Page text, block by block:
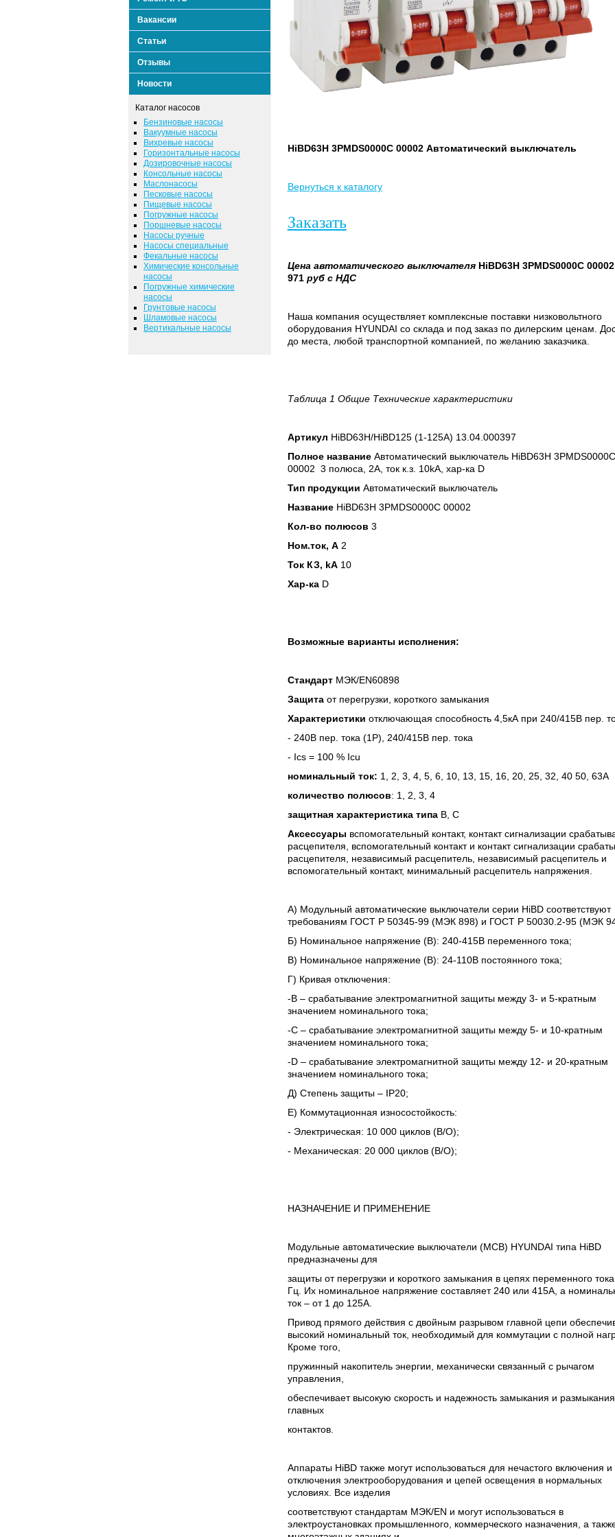
Вакансии
Статьи
Отзывы
Новости
Каталог насосов
Бензиновые насосы
Вакуумные насосы
Вихревые насосы
Горизонтальные насосы
Дозировочные насосы
Консольные насосы
Маслонасосы
Песковые насосы
Пищевые насосы
Погружные насосы
Поршневые насосы
Насосы ручные
Насосы специальные
Фекальные насосы
Химические консольные
насосы
Погружные химические
насосы
Грунтовые насосы
Шламовые насосы
Вертикальные насосы
HiBD63H 3PMDS0000C 00002 Автоматический выключатель
Вернуться к каталогу
Заказать
Цена автоматического выключателя HiBD63H 3PMDS0000C
971 руб с НДС
Наша компания осуществляет комплексные поставки низковольтного
оборудования HYUNDAI со склада и под заказ по дилерским ценам.
до места, любой транспортной компанией, по желанию заказчика.
Таблица 1 Общие Технические характеристики
Артикул HiBD63H/HiBD125 (1-125A) 13.04.000397
Полное название Автоматический выключатель HiBD63H 3PMDS0000C
00002 3 полюса, 2А, ток к.з. 10kA, хар-ка D
Тип продукции Автоматический выключатель
Название HiBD63H 3PMDS0000C 00002
Кол-во полюсов 3
Ном.ток, А 2
Ток КЗ, kA 10
Хар-ка D
Возможные варианты исполнения:
Стандарт МЭК/EN60898
Защита от перегрузки, короткого замыкания
Характеристики отключающая способность 4,5кА при 240/415В пер.
- 240В пер. тока (1P), 240/415В пер. тока
- Ics = 100 % Icu
номинальный ток: 1, 2, 3, 4, 5, 6, 10, 13, 15, 16, 20, 25, 32, 40 50, 63A
количество полюсов: 1, 2, 3, 4
защитная характеристика типа B, C
Аксессуары вспомогательный контакт, контакт сигнализации
расцепителя, вспомогательный контакт и контакт сигнализации
расцепителя, независимый расцепитель, независимый расцепитель и
вспомогательный контакт, минимальный расцепитель напряжения.
А) Модульный автоматические выключатели серии HiBD соответствуют
требованиям ГОСТ Р 50345-99 (МЭК 898) и ГОСТ Р 50030.2-95 (МЭК
Б) Номинальное напряжение (В): 240-415В переменного тока;
В) Номинальное напряжение (В): 24-110В постоянного тока;
Г) Кривая отключения:
-В – срабатывание электромагнитной защиты между 3- и 5-кратным
значением номинального тока;
-С – срабатывание электромагнитной защиты между 5- и 10-кратным
значением номинального тока;
-D – срабатывание электромагнитной защиты между 12- и 20-кратным
значением номинального тока;
Д) Степень защиты – IP20;
Е) Коммутационная износостойкость:
- Электрическая: 10 000 циклов (В/О);
- Механическая: 20 000 циклов (В/О);
НАЗНАЧЕНИЕ И ПРИМЕНЕНИЕ
Модульные автоматические выключатели (МСВ) HYUNDAI типа HiBD
предназначены для
защиты от перегрузки и короткого замыкания в цепях переменного
Гц. Их номинальное напряжение составляет 240 или 415А, а
ток – от 1 до 125А.
Привод прямого действия с двойным разрывом главной цепи
высокий номинальный ток, необходимый для коммутации с полной
Кроме того,
пружинный накопитель энергии, механически связанный с рычагом
управления,
обеспечивает высокую скорость и надежность замыкания и размыкания
главных
контактов.
Аппараты HiBD также могут использоваться для нечастого включения и
отключения электрооборудования и цепей освещения в нормальных
условиях. Все изделия
соответствуют стандартам МЭК/EN и могут использоваться в
электроустановках промышленного, коммерческого назначения, а